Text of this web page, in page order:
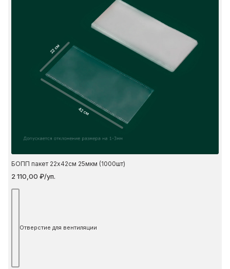
22 см
42 см
БОПП пакет 22х42см 25мкм (1000шт)
2 110,00 ₽/уп.
Отверстие для вентиляции